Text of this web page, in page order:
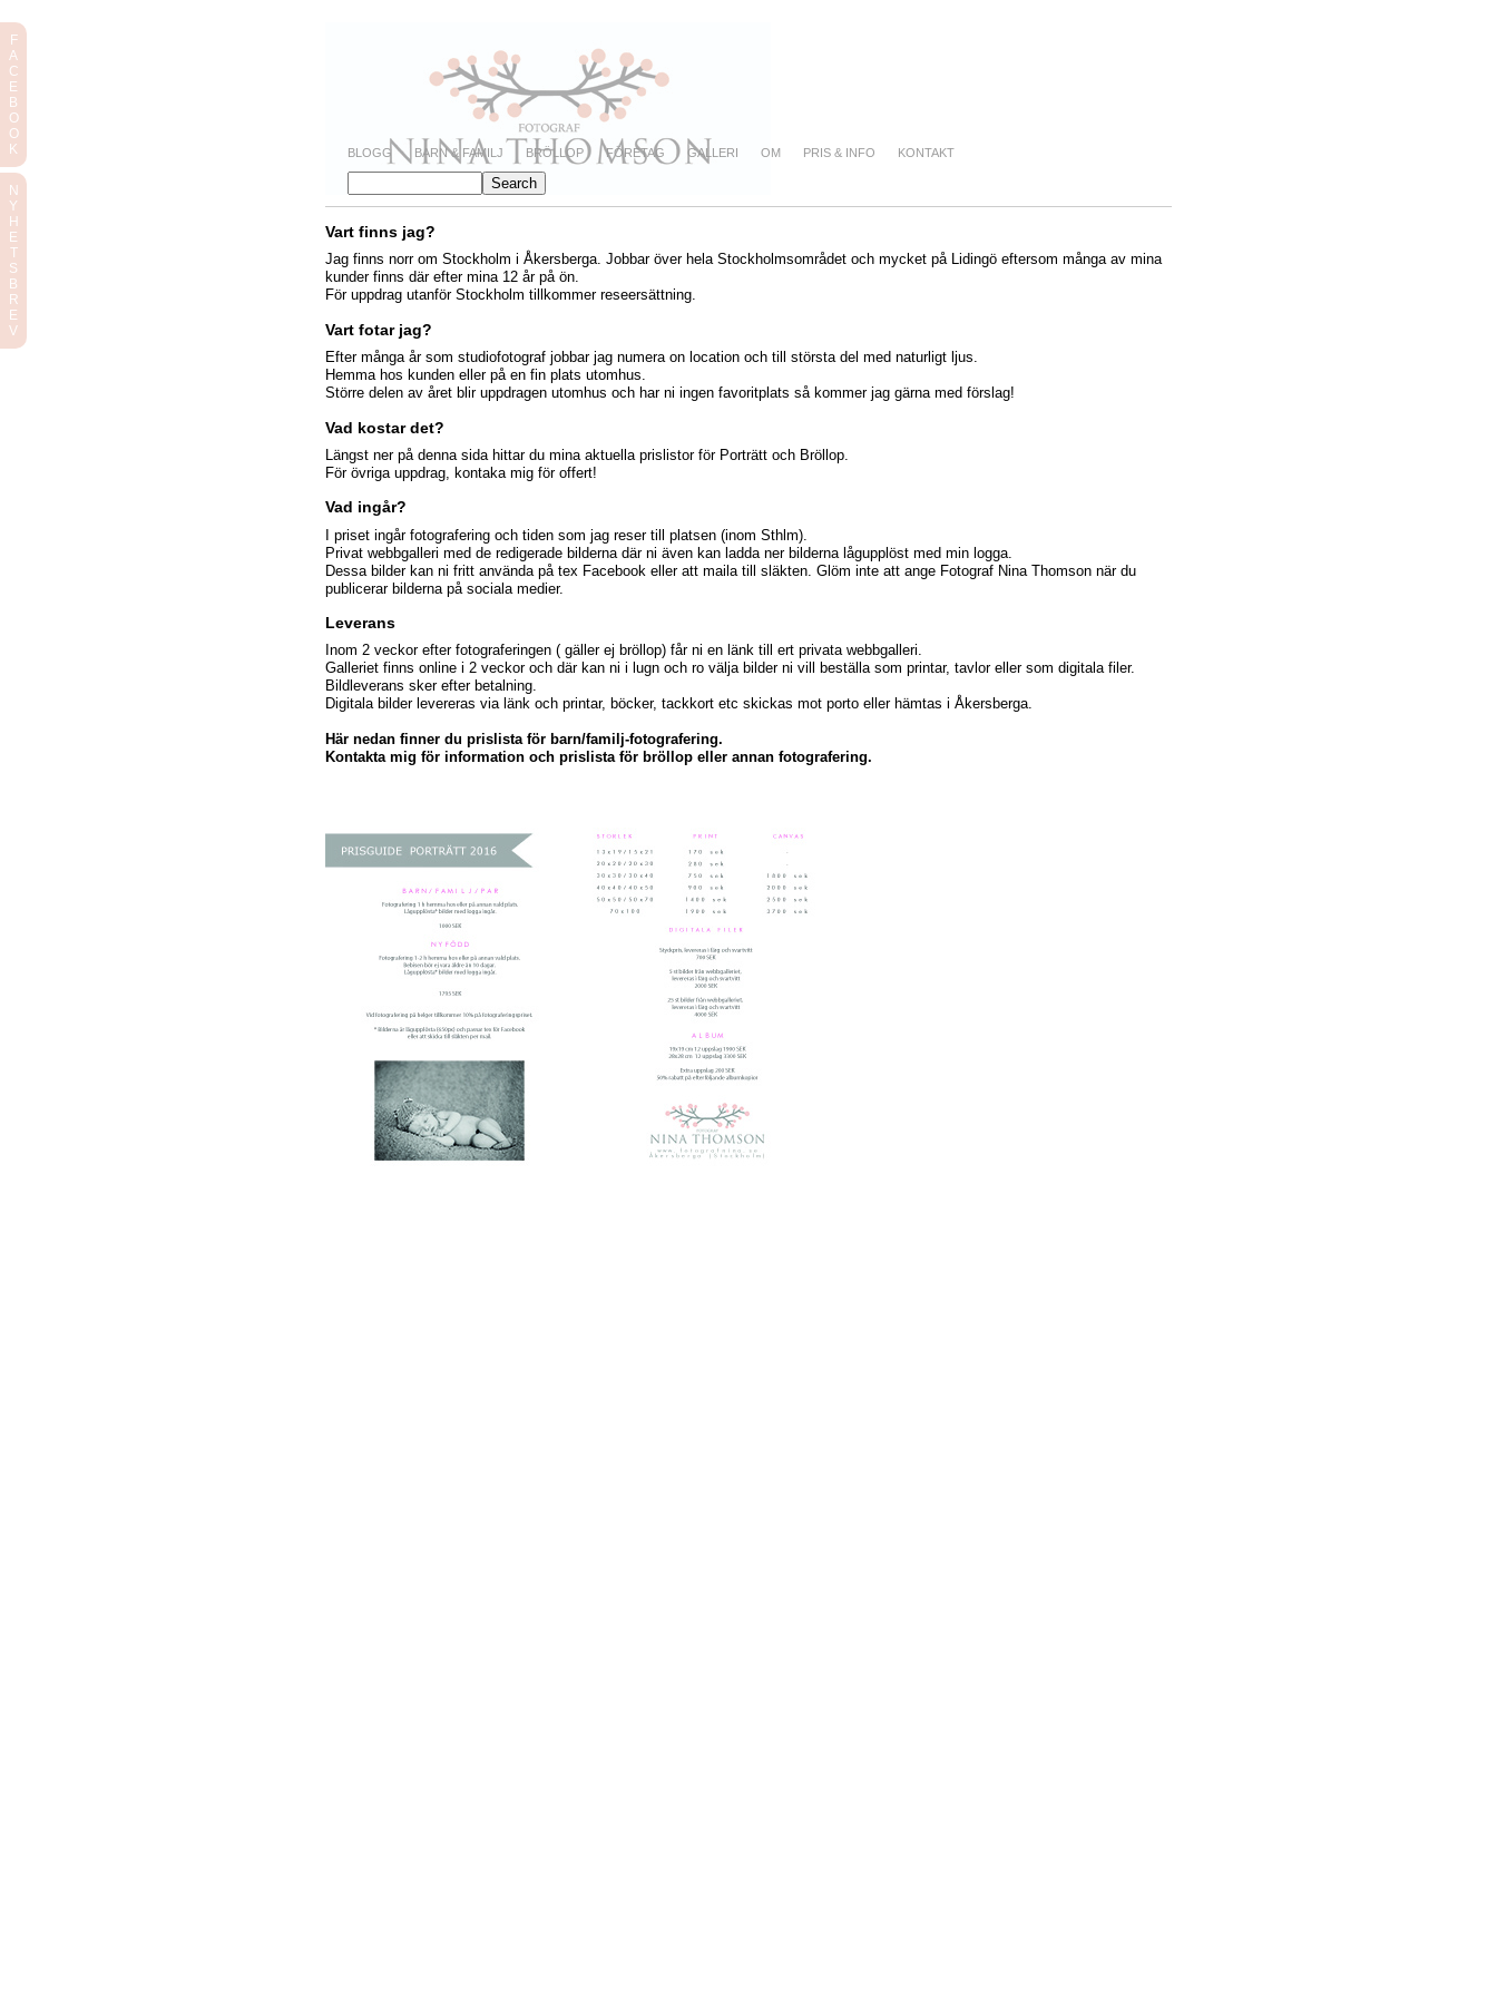
BLOGG BARN & FAMILJ BRÖLLOP FÖRETAG GALLERI OM PRIS & INFO KONTAKT
Vart finns jag?
Jag finns norr om Stockholm i Åkersberga. Jobbar över hela Stockholmsområdet och mycket på Lidingö eftersom många av mina
kunder finns där efter mina 12 år på ön.
För uppdrag utanför Stockholm tillkommer reseersättning.
Vart fotar jag?
Efter många år som studiofotograf jobbar jag numera on location och till största del med naturligt ljus.
Hemma hos kunden eller på en fin plats utomhus.
Större delen av året blir uppdragen utomhus och har ni ingen favoritplats så kommer jag gärna med förslag!
Vad kostar det?
Längst ner på denna sida hittar du mina aktuella prislistor för Porträtt och Bröllop.
För övriga uppdrag, kontaka mig för offert!
Vad ingår?
I priset ingår fotografering och tiden som jag reser till platsen (inom Sthlm).
Privat webbgalleri med de redigerade bilderna där ni även kan ladda ner bilderna lågupplöst med min logga.
Dessa bilder kan ni fritt använda på tex Facebook eller att maila till släkten. Glöm inte att ange Fotograf Nina Thomson när du
publicerar bilderna på sociala medier.
Leverans
Inom 2 veckor efter fotograferingen ( gäller ej bröllop) får ni en länk till ert privata webbgalleri.
Galleriet finns online i 2 veckor och där kan ni i lugn och ro välja bilder ni vill beställa som printar, tavlor eller som digitala filer.
Bildleverans sker efter betalning.
Digitala bilder levereras via länk och printar, böcker, tackkort etc skickas mot porto eller hämtas i Åkersberga.
Här nedan finner du prislista för barn/familj-fotografering.
Kontakta mig för information och prislista för bröllop eller annan fotografering.
F
A
C
E
B
O
O
K
N
Y
H
E
T
S
B
R
E
V